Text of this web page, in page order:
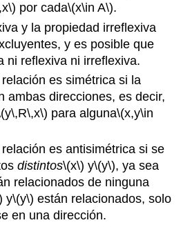
por cada\(x\in A\).
y la propiedad irreflexiva
y es posible que
ni reflexiva ni irreflexiva.
es simétrica si la
ambas direcciones, es decir,
para alguna\(x,y\in
es antisimétrica si se
distintos\(x\) y\(y\), ya sea
relacionados de ninguna
y\(y\) están relacionados, solo
en una dirección.